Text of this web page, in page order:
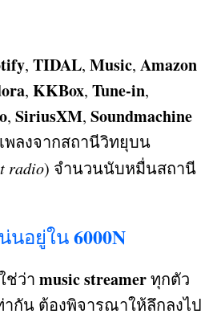
, TIDAL, Music, Amazon
, KKBox, Tune-in,
, SiriusXM, Soundmachine
พลงจากสถานีวิทยุบน
radio) จำนวนนับหมื่นสถานี
นอยู่ใน6000N
ช่ว่า music streamerทุกตัว
ากัน ต้องพิจารณาให้ลึกลงไป